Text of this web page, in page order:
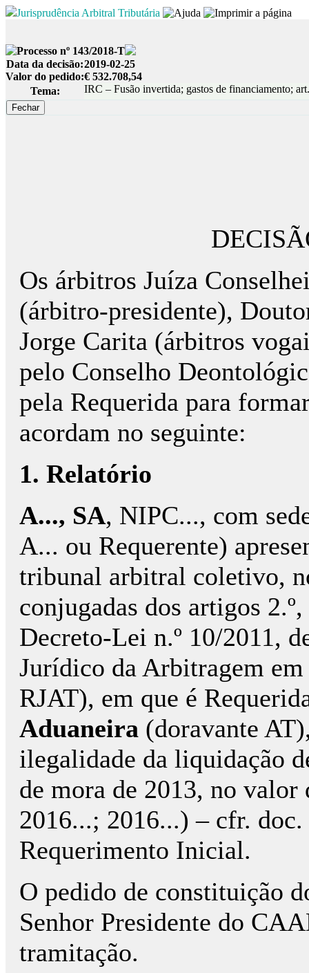
Jurisprudência Arbitral Tributária
Processo nº 143/2018-T
Data da decisão:2019-02-25
Valor do pedido:€ 532.708,54
Tema:
IRC – Fusão invertida; gastos de financiamento;
Os árbitros Juíza
(árbitro-presidente),
Jorge Carita (árbitros
pelo Conselho
pela Requerida para
acordam no seguinte:
1. Relatório
A..., SA, NIPC..., com
A... ou Requeren­te)
tribunal arbitral coletivo,
conjugadas dos artigos
Decreto-Lei n.º 10/2011,
Jurídico da Arbitragem
RJAT), em que é
Aduaneira (doravante
ilegalidade da liquidação
de mora de 2013, no valor
2016...; 2016...) – cfr.
Requerimento Inicial.
O pedido de constituição
Senhor Presidente do
tramitação.